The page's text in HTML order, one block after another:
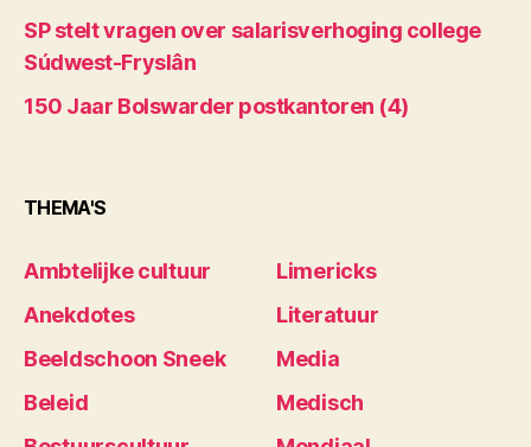
SP stelt vragen over salarisverhoging college
Súdwest-Fryslân
150 Jaar Bolswarder postkantoren (4)
THEMA'S
Ambtelijke cultuur
Anekdotes
Beeldschoon Sneek
Beleid
Limericks
Literatuur
Media
Medisch